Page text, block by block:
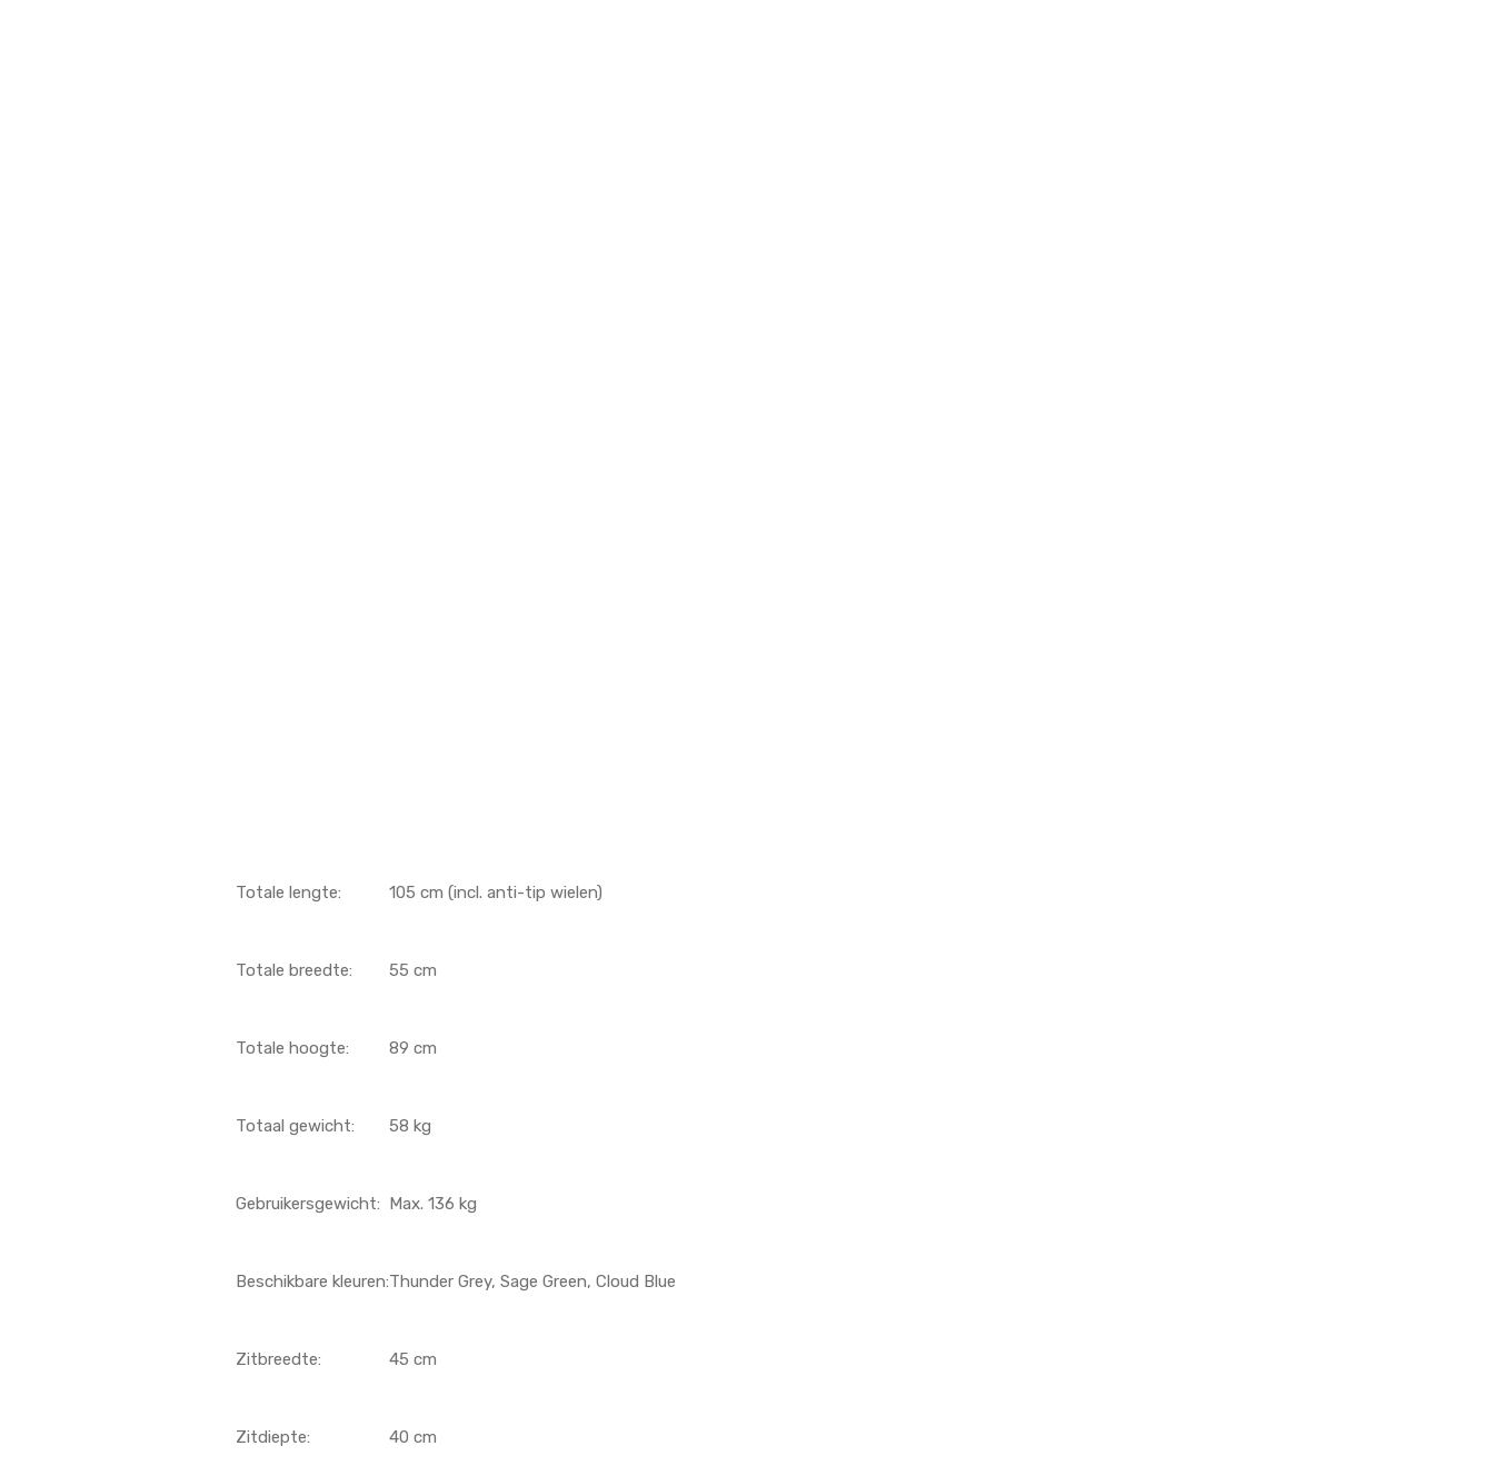
Totale lengte: 105 cm (incl. anti-tip wielen)
Totale breedte: 55 cm
Totale hoogte: 89 cm
Totaal gewicht: 58 kg
Gebruikersgewicht: Max. 136 kg
Beschikbare kleuren:Thunder Grey, Sage Green, Cloud Blue
Zitbreedte: 45 cm
Zitdiepte: 40 cm